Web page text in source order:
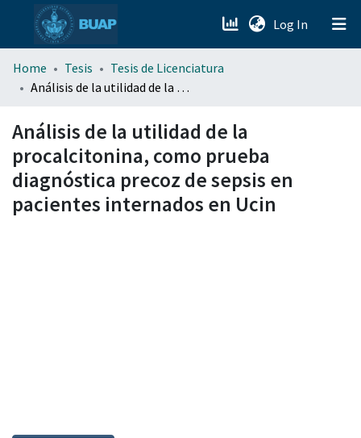
Log In (current)
menu.section.about_menu
Home Tesis
Tesis de Licenciatura
Análisis de la utilidad de la procalcitonina, como prueba diagnóstica precoz de sepsis en pacientes internados en Ucin
Análisis de la utilidad de la
procalcitonina, como prueba
diagnóstica precoz de sepsis en
pacientes internados en Ucin